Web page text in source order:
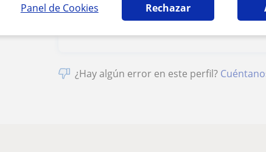
Panel de Cookies Rechazar
¿Hay algún error en este perfil?